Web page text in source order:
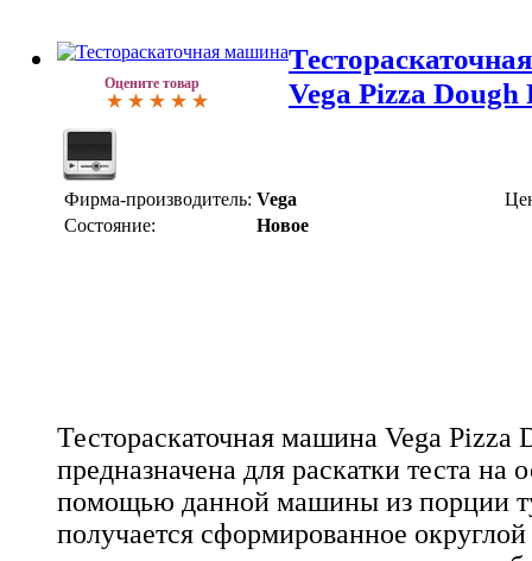
Оцените товар
Vega Pizza
Фирма-производитель: Vega
Состояние:
Новое
Тестораскаточная машина Vega Pizza
предназначена для раскатки теста
помощью данной машины из порции
получается сформированное